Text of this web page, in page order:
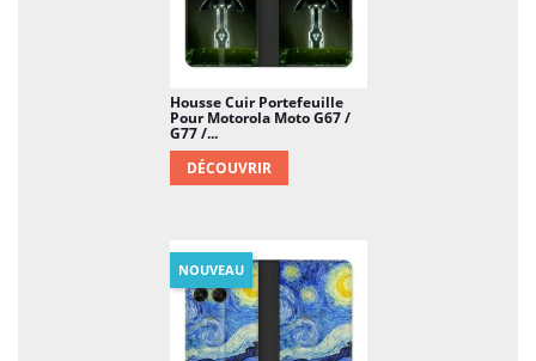
Housse Cuir Portefeuille
Pour Motorola Moto G67 /
G77 /...
DÉCOUVRIR
NOUVEAU